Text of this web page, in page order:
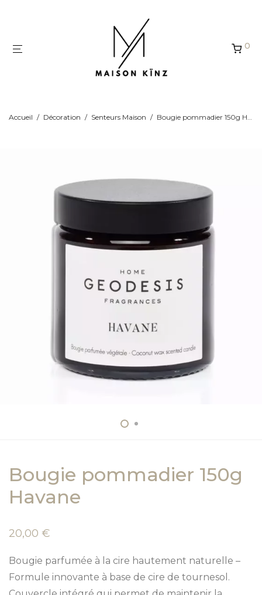
0
Accueil / Décoration / Senteurs Maison / Bougie pommadier 150g Havane
Bougie pommadier 150g
Havane
20,00 €
Bougie parfumée à la cire hautement naturelle –
Formule innovante à base de cire de tournesol.